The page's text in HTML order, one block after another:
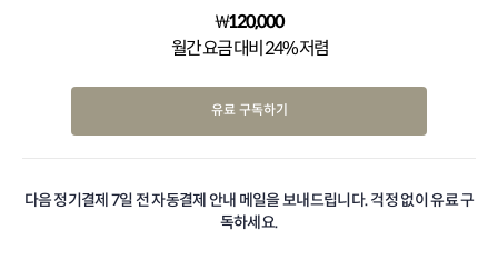
₩120,000
월간 요금 대비 24% 저렴
유료 구독하기
다음 정기결제 7일 전 자동결제 안내 메일을 보내드립니다. 걱정 없이 유료 구
독하세요.